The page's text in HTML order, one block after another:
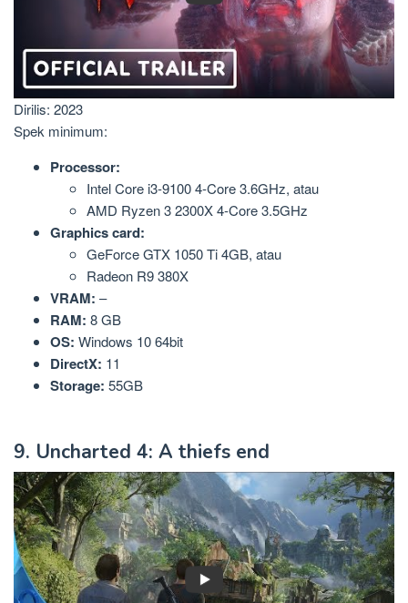
Dirilis: 2023
Spek minimum:
Processor:
Intel Core i3-9100 4-Core 3.6GHz, atau
AMD Ryzen 3 2300X 4-Core 3.5GHz
Graphics card:
GeForce GTX 1050 Ti 4GB, atau
Radeon R9 380X
VRAM: –
RAM: 8 GB
OS: Windows 10 64bit
DirectX: 11
Storage: 55GB
9. Uncharted 4: A thiefs end